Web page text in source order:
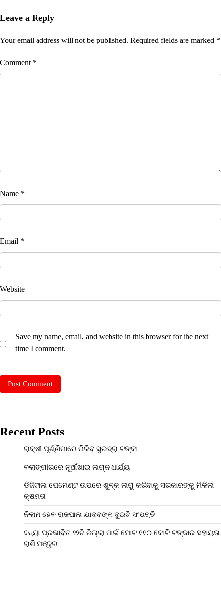
Leave a Reply
Your email address will not be published. Required fields are marked *
Comment *
Name *
Email *
Website
Save my name, email, and website in this browser for the next
time I comment.
Recent Posts
ରାକ୍ଷୀ ପୂର୍ଣ୍ଣିମାରେ ମିଳିବ ସୁଭଦ୍ରା ଟଙ୍କା
ବଲାଙ୍ଗୀରରେ ନୂଆଁଖାଇ ଲଗ୍ନ ଧାର୍ଯ୍ୟ
ଡିଜିଟାଲ ପେମେଣ୍ଟ ଉପରେ ଶୁଳ୍କ ଲାଗୁ କରିବାକୁ ସରକାରଙ୍କୁ ମିଳିଲା
କ୍ଷମତା
ନିଲାମ ହେବ ରାଜପାଲ ଯାଦବଙ୍କ ଦୁଇଟି ସଂପତ୍ତି
ବନ୍ୟା ପ୍ରଭାବିତ ୨୨ଟି ଜିଲ୍ଲା ପାଇଁ ମୋଟ ୧୧୦ କୋଟି ଟଙ୍କାର ସହାୟତା
ରାଶି ମଞ୍ଜୁର